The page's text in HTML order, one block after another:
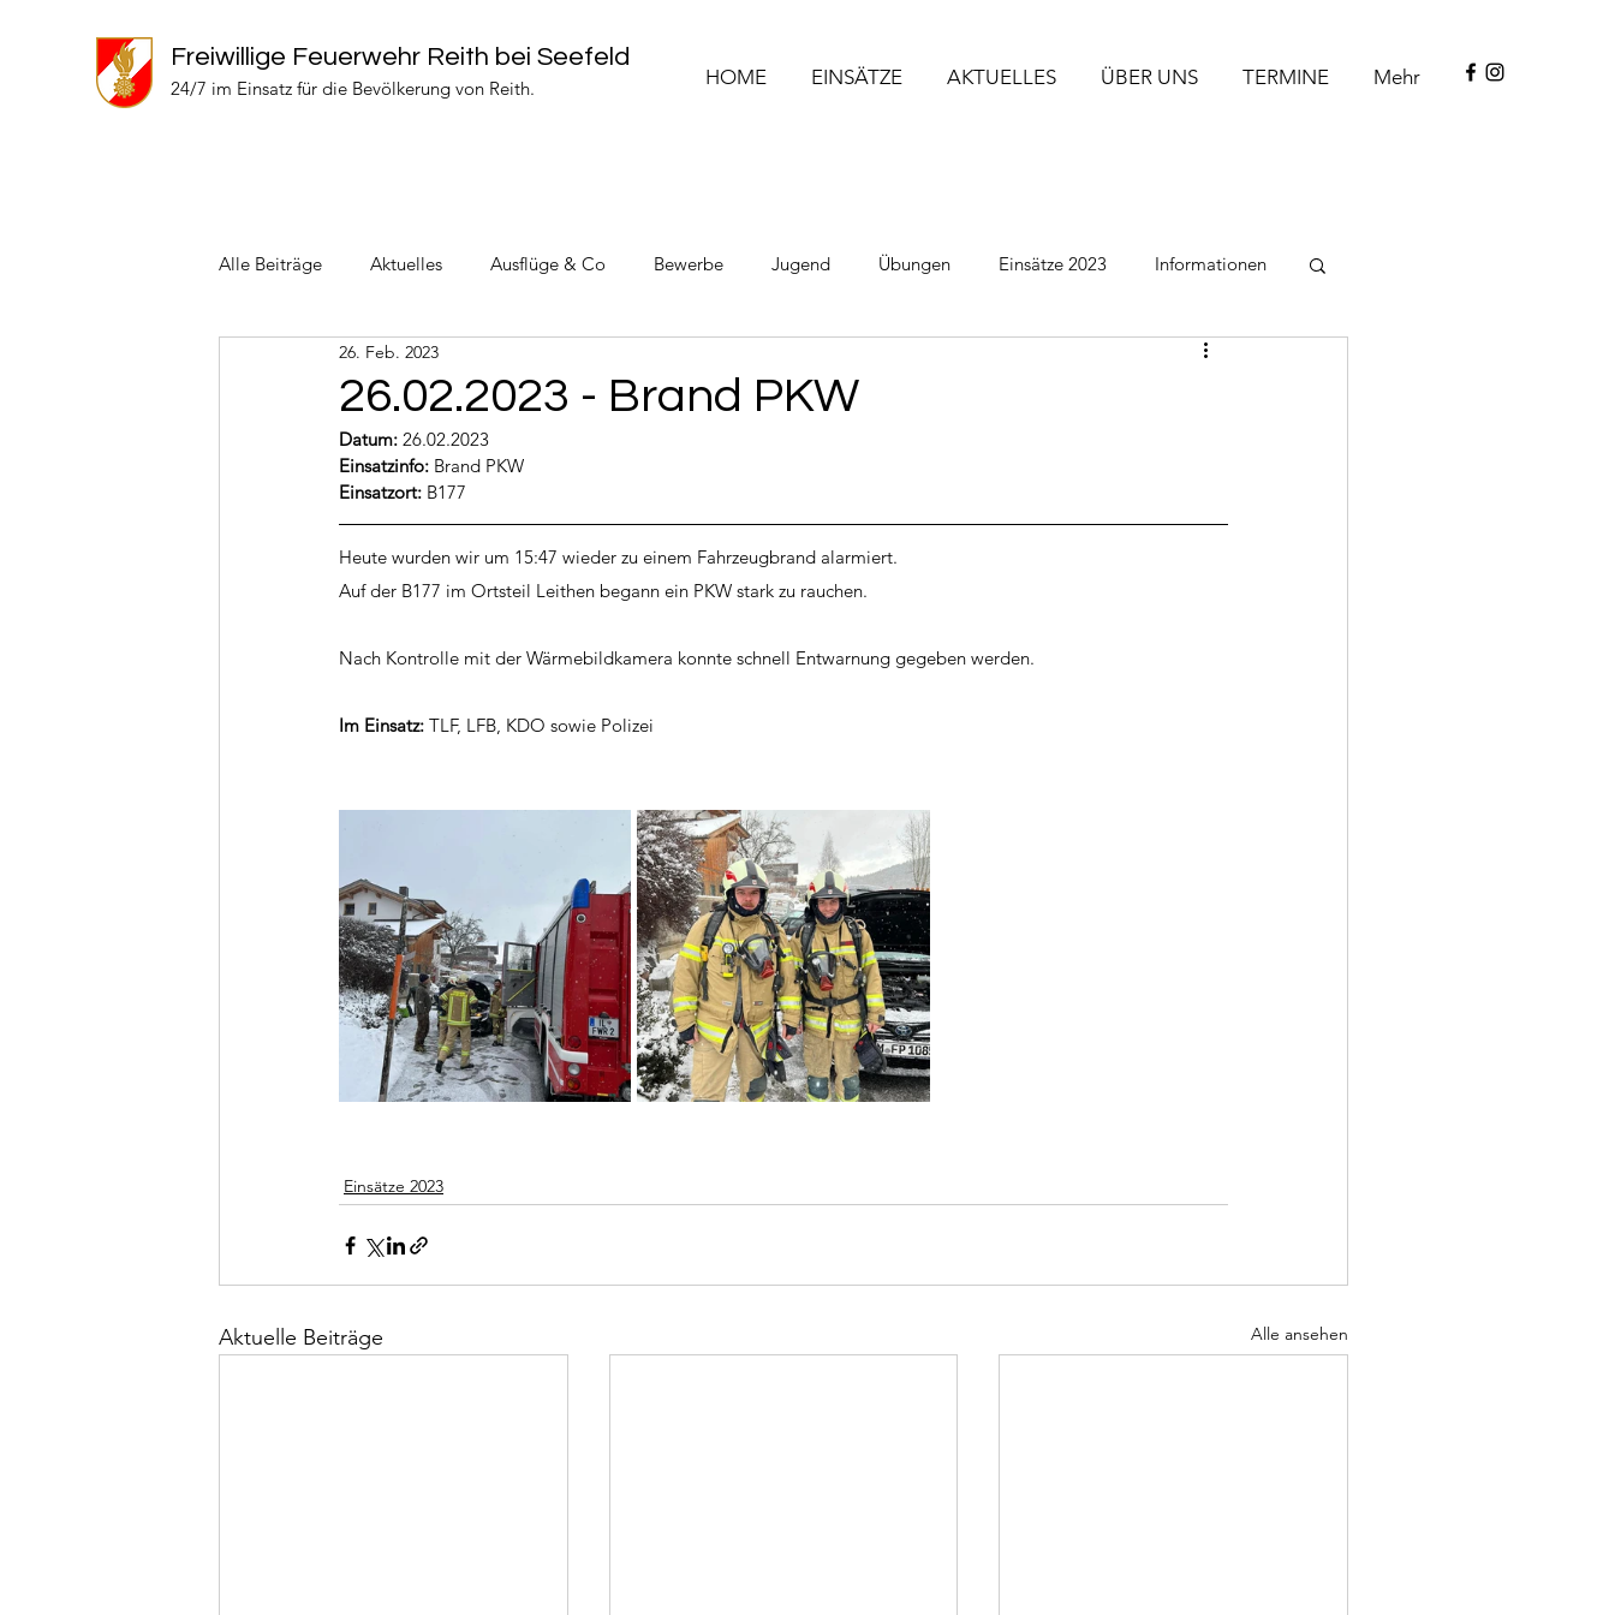
Freiwillige Feuerwehr Reith bei Seefeld
24/7 im Einsatz für die Bevölkerung von Reith. HOME EINSÄTZE AKTUELLES ÜBER UNS TERMINE Mehr
Alle Beiträge Aktuelles Ausflüge & Co Bewerbe Jugend Übungen Einsätze 2023 Informationen
Einsätze 2024 Einsätze 2022
26.02.2023 - Brand PKW
26. Feb. 2023
Datum: 26.02.2023
Einsatzinfo: Brand PKW
Einsatzort: B177
Heute wurden wir um 15:47 wieder zu einem Fahrzeugbrand alarmiert.
Auf der B177 im Ortsteil Leithen begann ein PKW stark zu rauchen.
Nach Kontrolle mit der Wärmebildkamera konnte schnell Entwarnung gegeben werden.
Im Einsatz: TLF, LFB, KDO sowie Polizei
Einsätze 2023
Aktuelle Beiträge Alle ansehen